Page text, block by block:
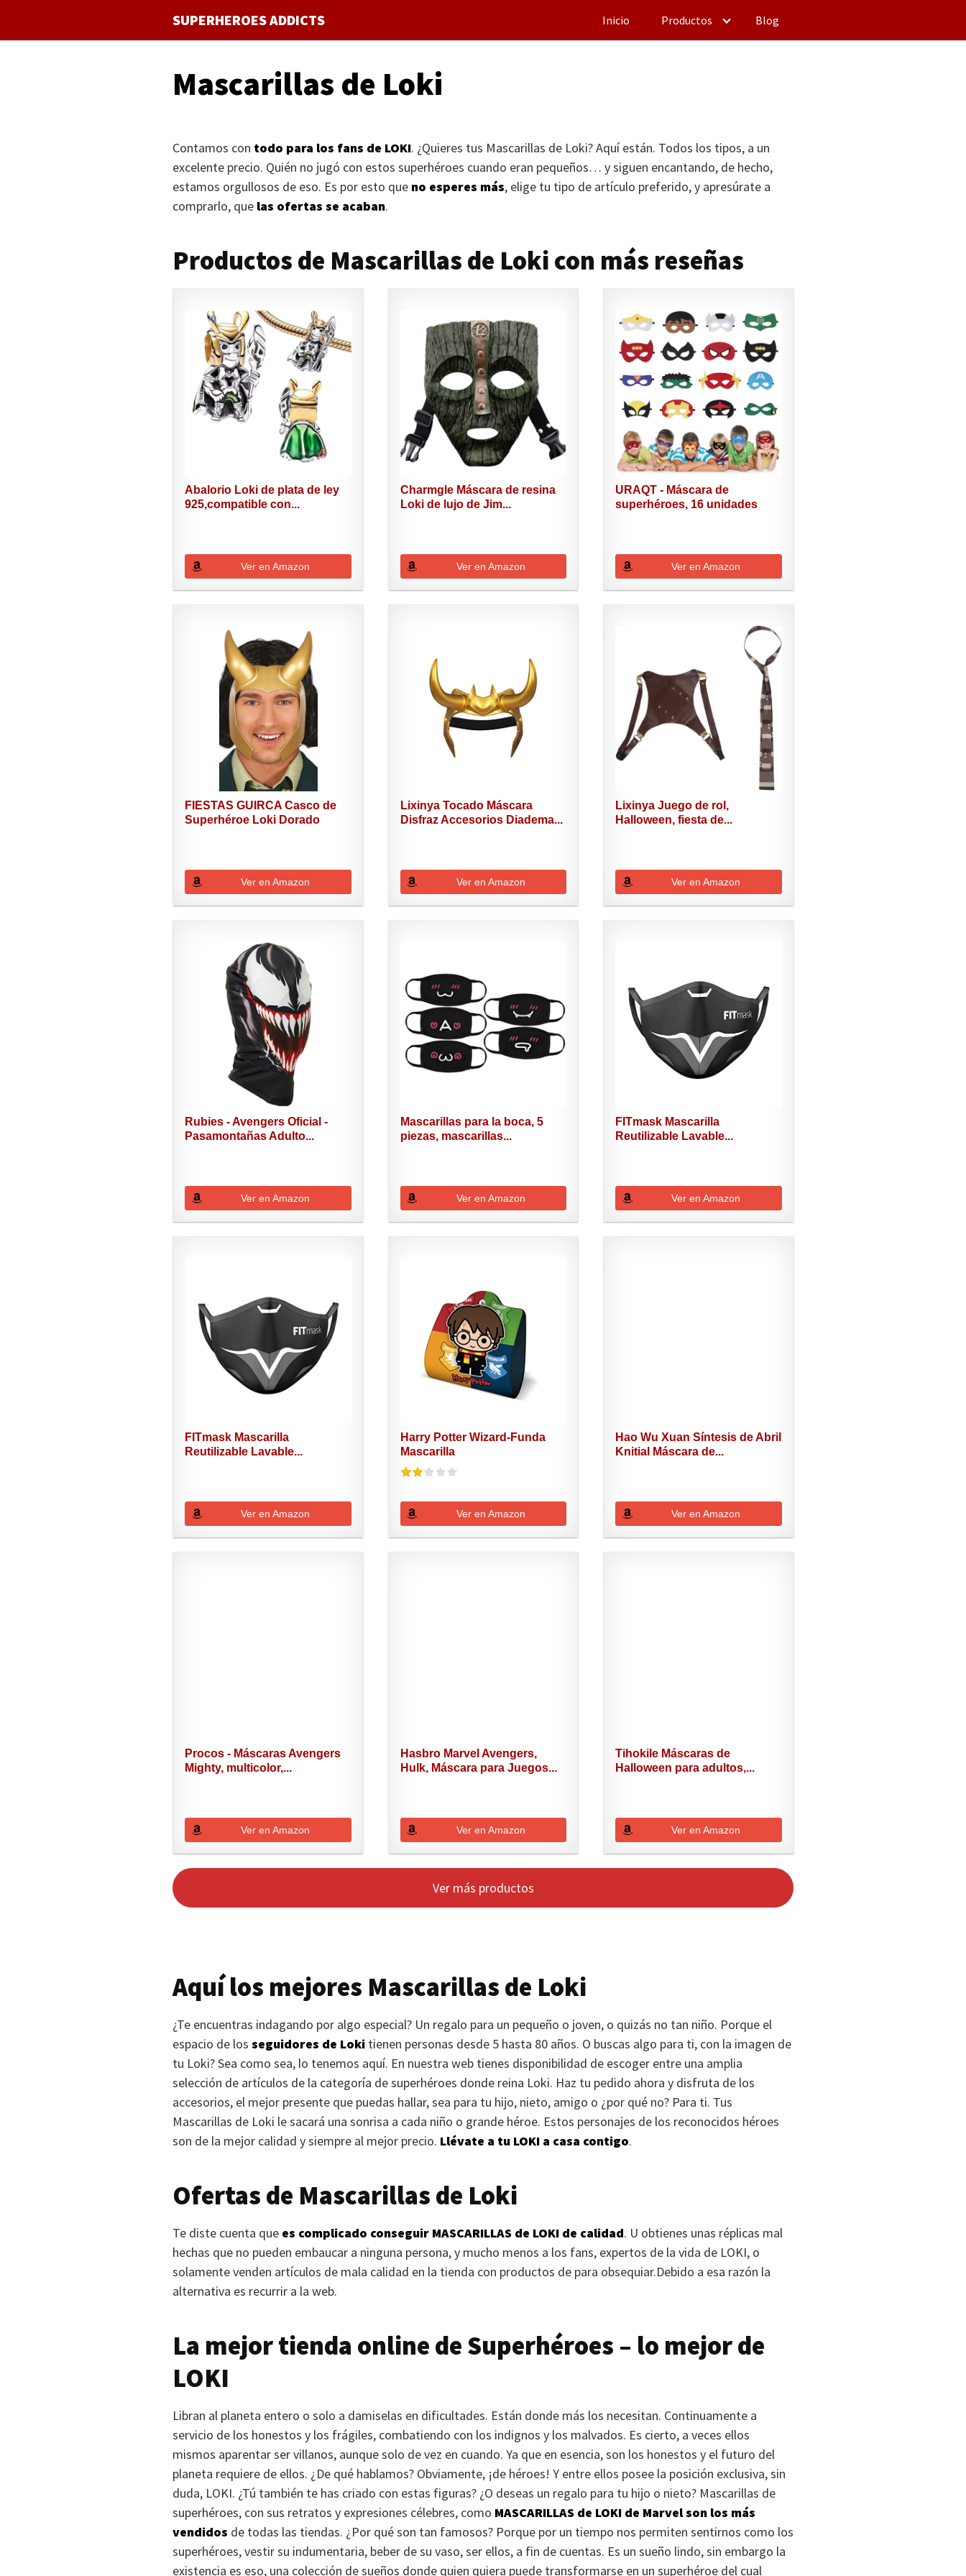
contenido
SUPERHEROES ADDICTS Inicio Productos Blog
Mascarillas de Loki
Contamos con todo para los fans de LOKI. ¿Quieres tus Mascarillas de Loki? Aquí están. Todos los tipos, a un
excelente precio. Quién no jugó con estos superhéroes cuando eran pequeños… y siguen encantando, de hecho,
estamos orgullosos de eso. Es por esto que no esperes más, elige tu tipo de artículo preferido, y apresúrate a
comprarlo, que las ofertas se acaban.
Productos de Mascarillas de Loki con más reseñas
Abalorio Loki de plata de ley
925,compatible con...
Ver en Amazon
Charmgle Máscara de resina
Loki de lujo de Jim...
Ver en Amazon
URAQT - Máscara de
superhéroes, 16 unidades
Ver en Amazon
FIESTAS GUIRCA Casco de
Superhéroe Loki Dorado
Ver en Amazon
Lixinya Tocado Máscara
Disfraz Accesorios Diadema...
Ver en Amazon
Lixinya Juego de rol,
Halloween, fiesta de...
Ver en Amazon
Rubies - Avengers Oficial -
Pasamontañas Adulto...
Ver en Amazon
Mascarillas para la boca, 5
piezas, mascarillas...
Ver en Amazon
FITmask Mascarilla
Reutilizable Lavable...
Ver en Amazon
FITmask Mascarilla
Reutilizable Lavable...
Ver en Amazon
Harry Potter Wizard-Funda
Mascarilla
Ver en Amazon
Hao Wu Xuan Síntesis de Abril
Knitial Máscara de...
Ver en Amazon
Procos - Máscaras Avengers
Mighty, multicolor,...
Ver en Amazon
Hasbro Marvel Avengers,
Hulk, Máscara para Juegos...
Ver en Amazon
Tihokile Máscaras de
Halloween para adultos,...
Ver en Amazon
Ver más productos
Aquí los mejores Mascarillas de Loki
¿Te encuentras indagando por algo especial? Un regalo para un pequeño o joven, o quizás no tan niño. Porque el
espacio de los seguidores de Loki tienen personas desde 5 hasta 80 años. O buscas algo para ti, con la imagen de
tu Loki? Sea como sea, lo tenemos aquí. En nuestra web tienes disponibilidad de escoger entre una amplia
selección de artículos de la categoría de superhéroes donde reina Loki. Haz tu pedido ahora y disfruta de los
accesorios, el mejor presente que puedas hallar, sea para tu hijo, nieto, amigo o ¿por qué no? Para ti. Tus
Mascarillas de Loki le sacará una sonrisa a cada niño o grande héroe. Estos personajes de los reconocidos héroes
son de la mejor calidad y siempre al mejor precio. Llévate a tu LOKI a casa contigo.
Ofertas de Mascarillas de Loki
Te diste cuenta que es complicado conseguir MASCARILLAS de LOKI de calidad. U obtienes unas réplicas mal
hechas que no pueden embaucar a ninguna persona, y mucho menos a los fans, expertos de la vida de LOKI, o
solamente venden artículos de mala calidad en la tienda con productos de para obsequiar.Debido a esa razón la
alternativa es recurrir a la web.
La mejor tienda online de Superhéroes – lo mejor de
LOKI
Libran al planeta entero o solo a damiselas en dificultades. Están donde más los necesitan. Continuamente a
servicio de los honestos y los frágiles, combatiendo con los indignos y los malvados. Es cierto, a veces ellos
mismos aparentar ser villanos, aunque solo de vez en cuando. Ya que en esencia, son los honestos y el futuro del
planeta requiere de ellos. ¿De qué hablamos? Obviamente, ¡de héroes! Y entre ellos posee la posición exclusiva, sin
duda, LOKI. ¿Tú también te has criado con estas figuras? ¿O deseas un regalo para tu hijo o nieto? Mascarillas de
superhéroes, con sus retratos y expresiones célebres, como MASCARILLAS de LOKI de Marvel son los más
vendidos de todas las tiendas. ¿Por qué son tan famosos? Porque por un tiempo nos permiten sentirnos como los
superhéroes, vestir su indumentaria, beber de su vaso, ser ellos, a fin de cuentas. Es un sueño lindo, sin embargo la
existencia es eso, una colección de sueños donde quien quiera puede transformarse en un superhéroe del cual